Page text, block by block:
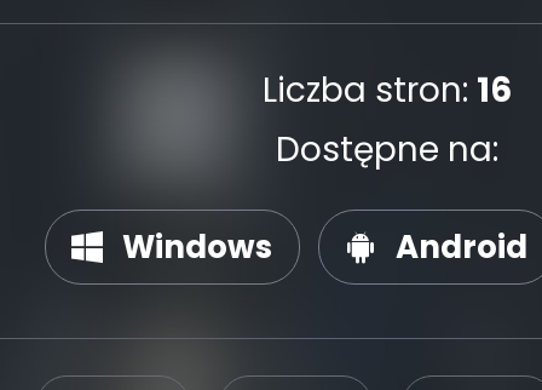
Liczba stron: 16
Dostępne na:
Windows Android